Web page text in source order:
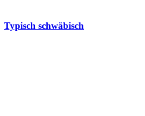
Typisch schwäbisch